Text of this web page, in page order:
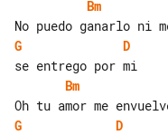
Bm
G
D
Bm
G
D